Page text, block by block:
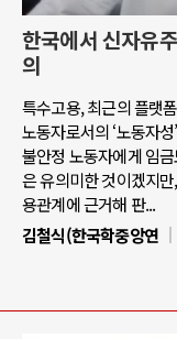
한국에서 신자유
의
특수고용, 최근의 플랫
노동자로서의 ‘노동자
불안정 노동자에게 임
은 유의미한 것이겠지
용관계에 근거해 판...
김철식(한국학중앙연